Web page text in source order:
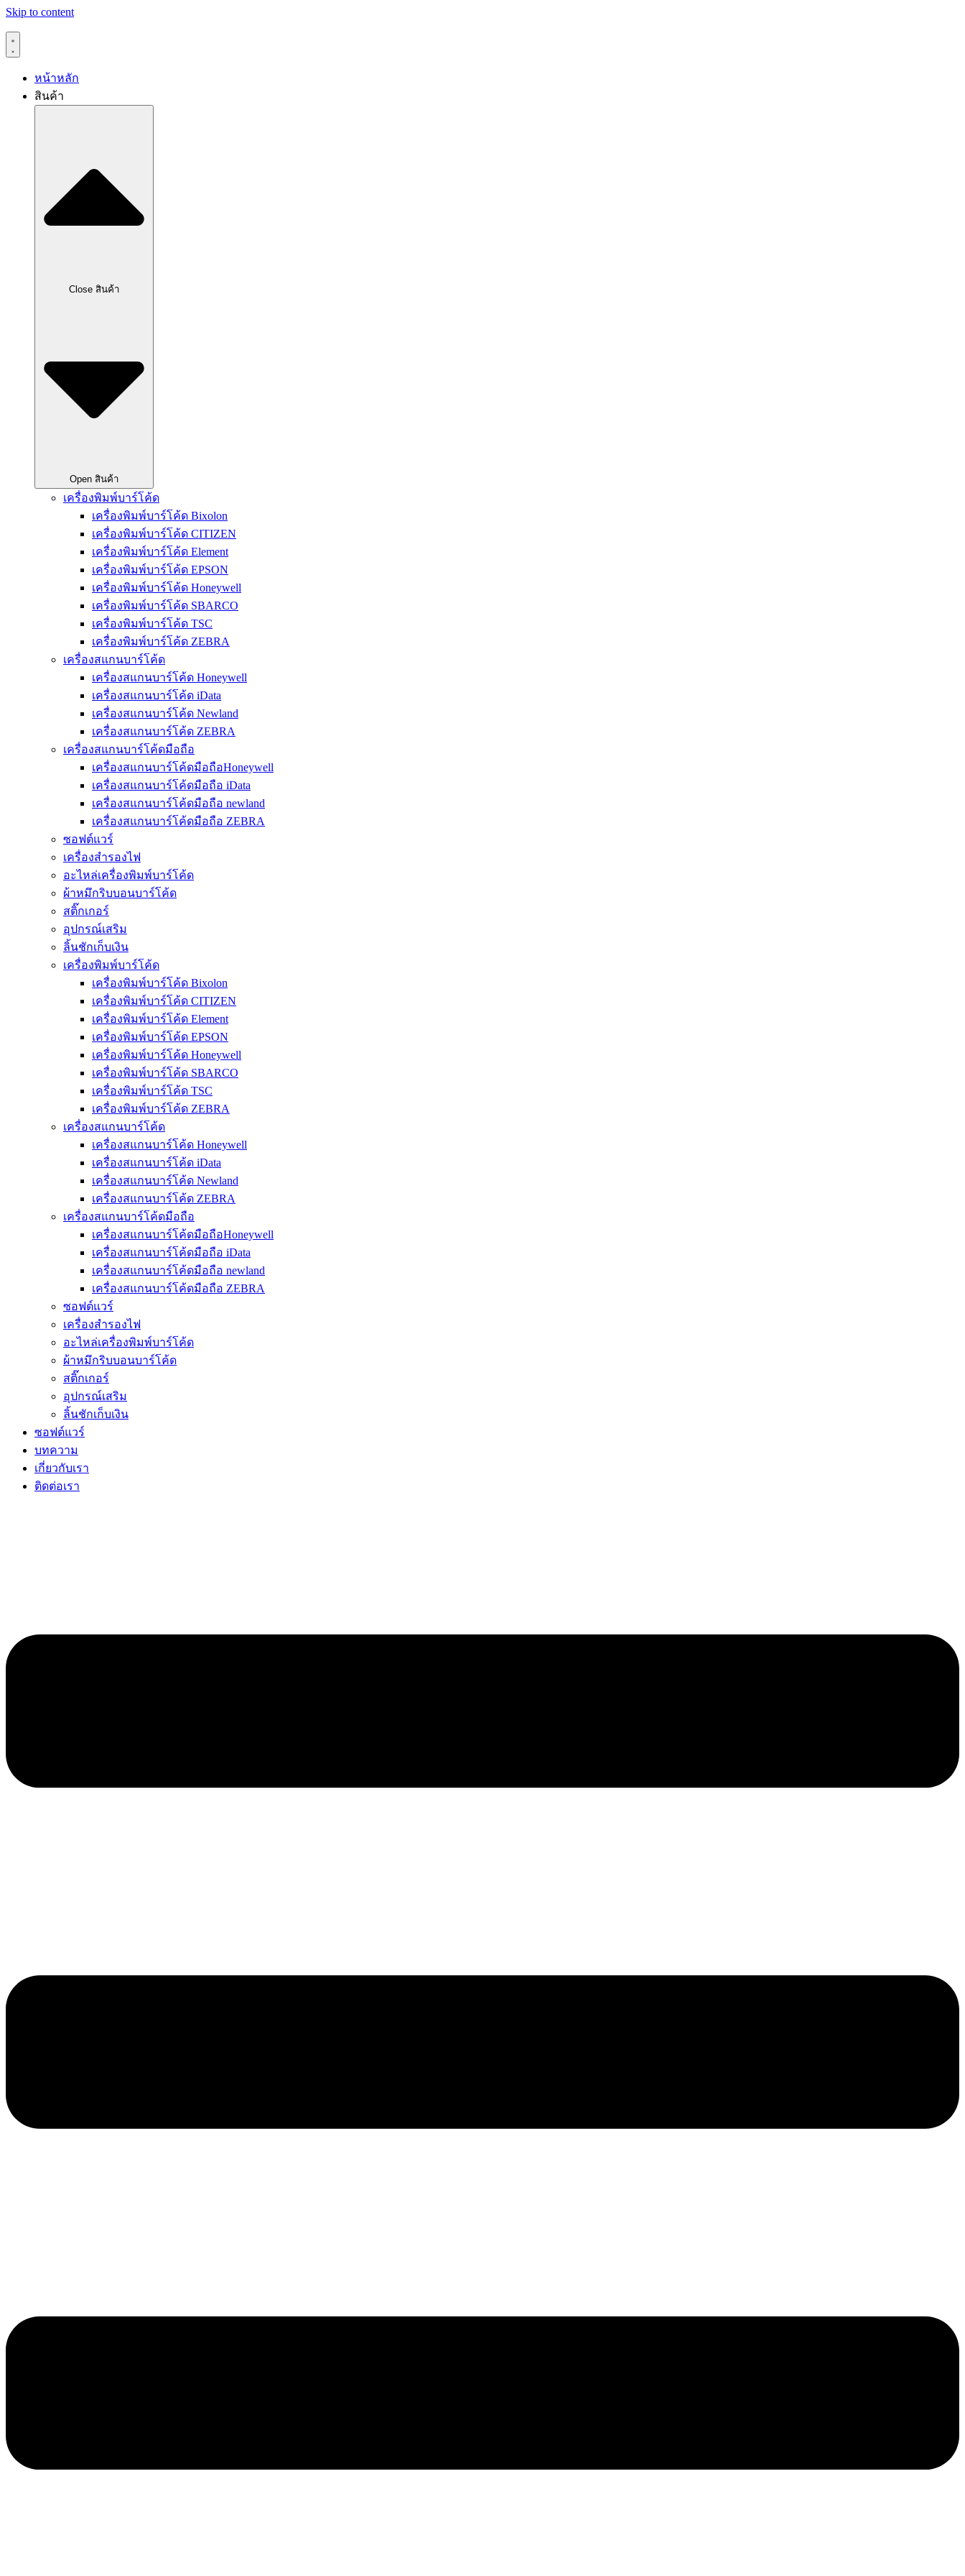
Skip to content
หน้าหลัก
สินค้า
Close สินค้า
Open สินค้า
เครื่องพิมพ์บาร์โค้ด
เครื่องพิมพ์บาร์โค้ด Bixolon
เครื่องพิมพ์บาร์โค้ด CITIZEN
เครื่องพิมพ์บาร์โค้ด Element
เครื่องพิมพ์บาร์โค้ด EPSON
เครื่องพิมพ์บาร์โค้ด Honeywell
เครื่องพิมพ์บาร์โค้ด SBARCO
เครื่องพิมพ์บาร์โค้ด TSC
เครื่องพิมพ์บาร์โค้ด ZEBRA
เครื่องสแกนบาร์โค้ด
เครื่องสแกนบาร์โค้ด Honeywell
เครื่องสแกนบาร์โค้ด iData
เครื่องสแกนบาร์โค้ด Newland
เครื่องสแกนบาร์โค้ด ZEBRA
เครื่องสแกนบาร์โค้ดมือถือ
เครื่องสแกนบาร์โค้ดมือถือHoneywell
เครื่องสแกนบาร์โค้ดมือถือ iData
เครื่องสแกนบาร์โค้ดมือถือ newland
เครื่องสแกนบาร์โค้ดมือถือ ZEBRA
ซอฟต์แวร์
เครื่องสำรองไฟ
อะไหล่เครื่องพิมพ์บาร์โค้ด
ผ้าหมึกริบบอนบาร์โค้ด
สติ๊กเกอร์
อุปกรณ์เสริม
ลิ้นชักเก็บเงิน
เครื่องพิมพ์บาร์โค้ด
เครื่องพิมพ์บาร์โค้ด Bixolon
เครื่องพิมพ์บาร์โค้ด CITIZEN
เครื่องพิมพ์บาร์โค้ด Element
เครื่องพิมพ์บาร์โค้ด EPSON
เครื่องพิมพ์บาร์โค้ด Honeywell
เครื่องพิมพ์บาร์โค้ด SBARCO
เครื่องพิมพ์บาร์โค้ด TSC
เครื่องพิมพ์บาร์โค้ด ZEBRA
เครื่องสแกนบาร์โค้ด
เครื่องสแกนบาร์โค้ด Honeywell
เครื่องสแกนบาร์โค้ด iData
เครื่องสแกนบาร์โค้ด Newland
เครื่องสแกนบาร์โค้ด ZEBRA
เครื่องสแกนบาร์โค้ดมือถือ
เครื่องสแกนบาร์โค้ดมือถือHoneywell
เครื่องสแกนบาร์โค้ดมือถือ iData
เครื่องสแกนบาร์โค้ดมือถือ newland
เครื่องสแกนบาร์โค้ดมือถือ ZEBRA
ซอฟต์แวร์
เครื่องสำรองไฟ
อะไหล่เครื่องพิมพ์บาร์โค้ด
ผ้าหมึกริบบอนบาร์โค้ด
สติ๊กเกอร์
อุปกรณ์เสริม
ลิ้นชักเก็บเงิน
ซอฟต์แวร์
บทความ
เกี่ยวกับเรา
ติดต่อเรา